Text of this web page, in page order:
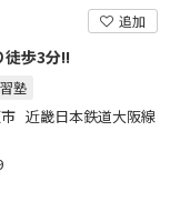
追加
徒歩3分!!
塾
近畿日本鉄道大阪線